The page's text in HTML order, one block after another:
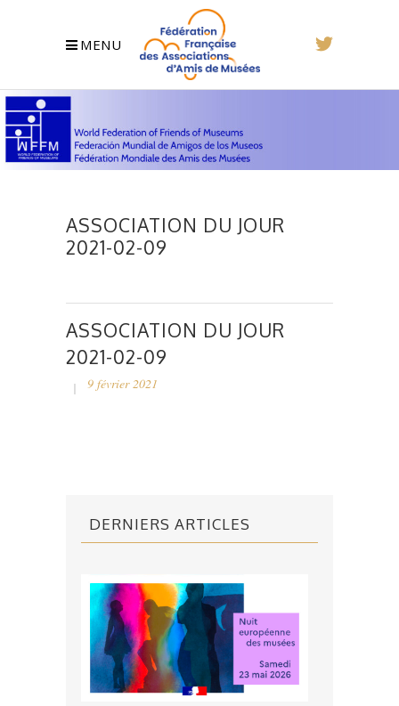
MENU
ASSOCIATION DU JOUR
2021-02-09
ASSOCIATION DU JOUR
2021-02-09
9 février 2021
DERNIERS ARTICLES